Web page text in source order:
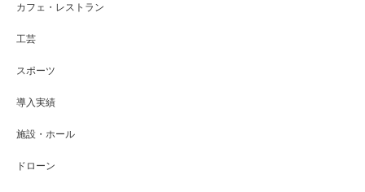
カフェ・レストラン
工芸
スポーツ
導入実績
施設・ホール
ドローン